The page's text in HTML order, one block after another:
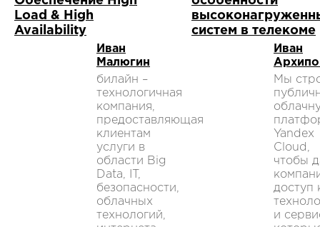
Load & High
Availability
Иван
Малюгин
билайн –
технологичная
компания,
предоставляющая
клиентам
услуги в
области Big
Data, IT,
безопасности,
облачных
технологий,
систем в телекоме
Иван
Мы
Yandex
Cloud,
чтобы
доступ
и